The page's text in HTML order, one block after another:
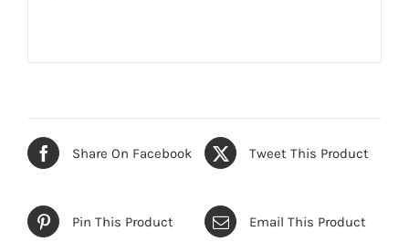
Share On Facebook Tweet This Product
Pin This Product Email This Product